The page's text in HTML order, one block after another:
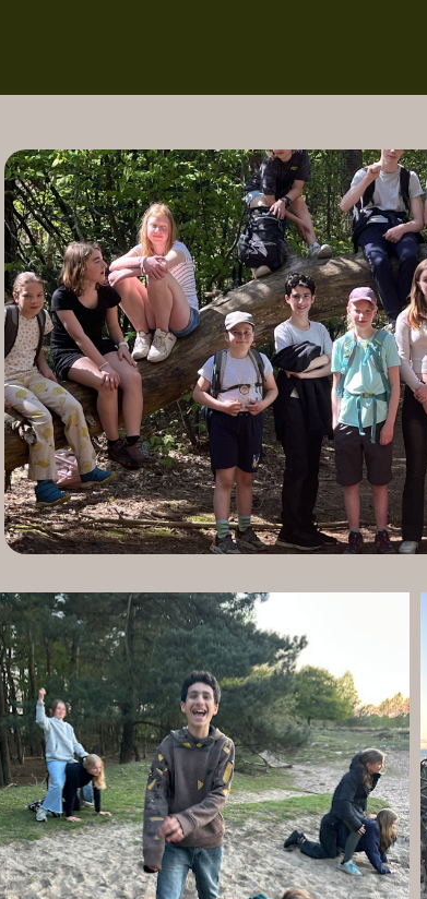
Trouwen
Ponykamp
Groepsaccommodatie
Survivalkamp
Manege
Schoolkamp
Zakelijk
Contact
.